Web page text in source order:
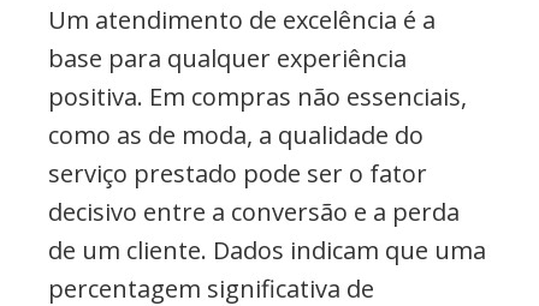
Um atendimento de excelência é a
base para qualquer experiência
positiva. Em compras não essenciais,
como as de moda, a qualidade do
serviço prestado pode ser o fator
decisivo entre a conversão e a perda
de um cliente. Dados indicam que uma
percentagem significativa de